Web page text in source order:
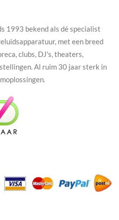
1993 bekend als dé specialist
met een breed
clubs, DJ's, theaters,
Al ruim 30 jaar sterk in